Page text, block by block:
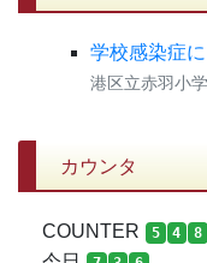
学校感染症
港区立赤羽小
カウンタ
COUNTER 5 4 8